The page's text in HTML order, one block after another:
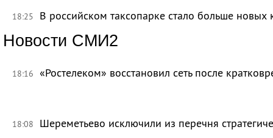
18:25 В российском таксопарке стало больше новых
Новости СМИ2
18:16 «Ростелеком» восстановил сеть после
18:08 Шереметьево исключили из перечня